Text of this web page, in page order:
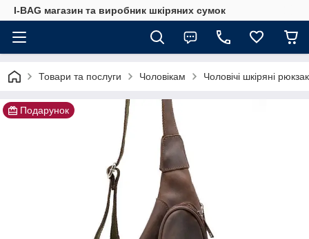
I-BAG магазин та виробник шкіряних сумок
Товари та послуги Чоловікам Чоловічі шкіряні
Подарунок